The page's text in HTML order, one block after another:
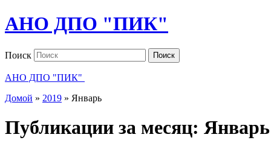
АНО ДПО "ПИК"
Поиск Поиск
АНО ДПО "ПИК"
Домой » 2019 » Январь
Публикации за месяц: